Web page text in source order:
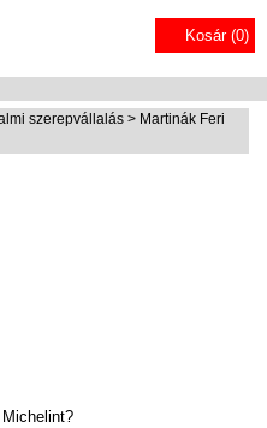
Kosár (0)
szerepvállalás > Martinák Feri